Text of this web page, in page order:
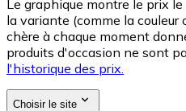
Le graphique montre le prix
la variante (comme la couleur
chère à chaque moment
produits d'occasion ne sont
l'historique des prix.
Choisir le site